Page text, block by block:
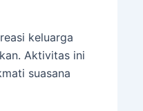
keluarga
Aktivitas ini
suasana